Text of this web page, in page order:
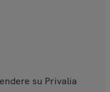
su Privalia